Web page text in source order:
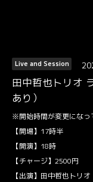
Live and Session
田中哲也トリオ
あり）
※開始時間が変更になっ
【開場】17時半
【開演】18時
【チャージ】2500円
【出演】田中哲也トリオ